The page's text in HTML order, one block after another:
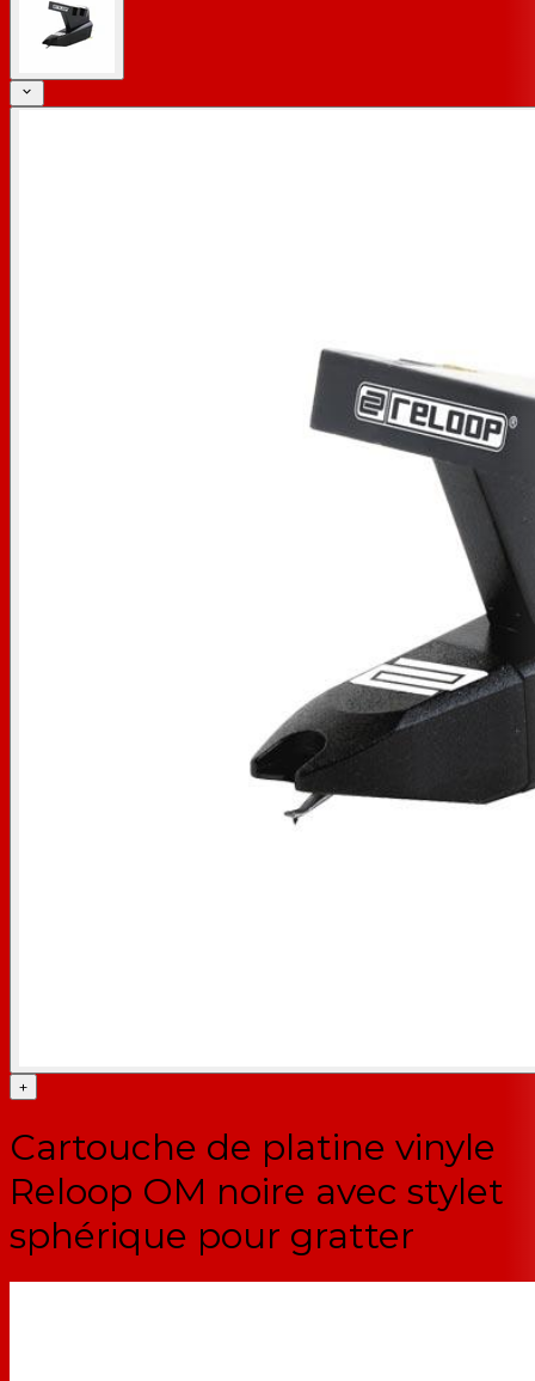
+
Cartouche de platine vinyle
Reloop OM noire avec stylet
sphérique pour gratter